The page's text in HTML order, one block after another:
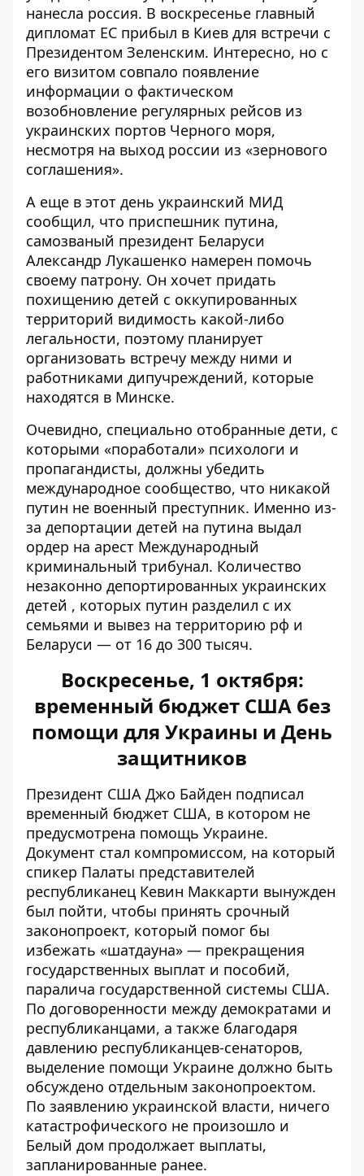
нанесла россия. В воскресенье главный
дипломат ЕС прибыл в Киев для встречи с
Президентом Зеленским. Интересно, но с
его визитом совпало появление
информации о фактическом
возобновление регулярных рейсов из
украинских портов Черного моря,
несмотря на выход россии из «зернового
соглашения».
А еще в этот день украинский МИД
сообщил, что приспешник путина,
самозваный президент Беларуси
Александр Лукашенко намерен помочь
своему патрону. Он хочет придать
похищению детей с оккупированных
территорий видимость какой-либо
легальности, поэтому планирует
организовать встречу между ними и
работниками дипучреждений, которые
находятся в Минске.
Очевидно, специально отобранные дети, с
которыми «поработали» психологи и
пропагандисты, должны убедить
международное сообщество, что никакой
путин не военный преступник. Именно из-
за депортации детей на путина выдал
ордер на арест Международный
криминальный трибунал. Количество
незаконно депортированных украинских
детей , которых путин разделил с их
семьями и вывез на территорию рф и
Беларуси — от 16 до 300 тысяч.
Воскресенье, 1 октября:
временный бюджет США без
помощи для Украины и День
защитников
Президент США Джо Байден подписал
временный бюджет США, в котором не
предусмотрена помощь Украине.
Документ стал компромиссом, на который
спикер Палаты представителей
республиканец Кевин Маккарти вынужден
был пойти, чтобы принять срочный
законопроект, который помог бы
избежать «шатдауна» — прекращения
государственных выплат и пособий,
паралича государственной системы США.
По договоренности между демократами и
республиканцами, а также благодаря
давлению республиканцев-сенаторов,
выделение помощи Украине должно быть
обсуждено отдельным законопроектом.
По заявлению украинской власти, ничего
катастрофического не произошло и
Белый дом продолжает выплаты,
запланированные ранее.